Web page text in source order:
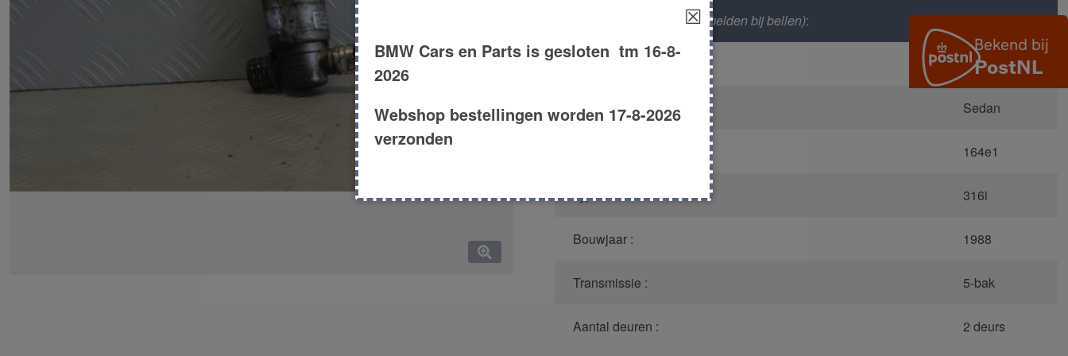
(graag melden bij bellen): 3564
E30
Carroserie : Sedan
164e1
Type : 316i
Bouwjaar : 1988
Transmissie : 5-bak
Aantal deuren : 2 deurs
☒
BMW Cars en Parts is gesloten tm 16-8-
2026
Webshop bestellingen worden 17-8-2026
verzonden